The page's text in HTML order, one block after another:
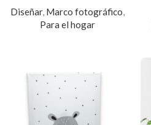
Diseñar, Marco fotográfico,
Para el hogar